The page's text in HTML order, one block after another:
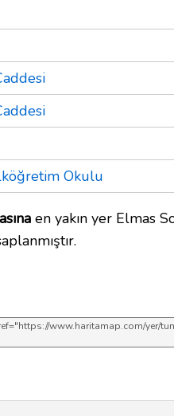
Okulu
en yakın yer Elmas